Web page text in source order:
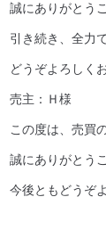
誠にありがとう
引き続き、全力
どうぞよろしく
売主：Ｈ様
この度は、売買
誠にありがとう
今後ともどうぞ